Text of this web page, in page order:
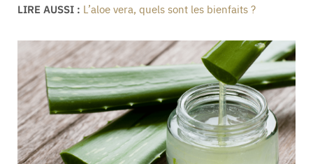
LIRE AUSSI : L’aloe vera, quels sont les bienfaits ?